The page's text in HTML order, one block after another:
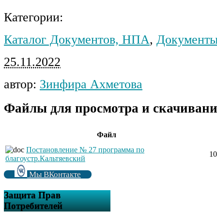
Категории:
Каталог Документов, НПА,
25.11.2022
автор: Зинфира Ахметова
Файлы для просмотра и
Файл
Постановление № 27 программа по
благоустр.Кальтяевский
Мы ВКонтакте
Защита Прав
Потребителей